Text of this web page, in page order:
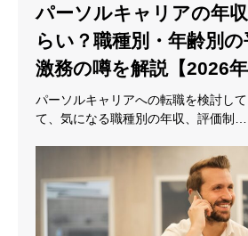
パーソルキャリアの年
らい？職種別・年齢別の
激務の噂を解説【2026年
パーソルキャリアへの転職を検討し
て、気になる職種別の年収、評価制…